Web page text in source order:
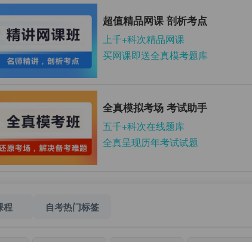
超值精品网课 剖析考点
上千+科次精品网课
买网课即送全真模考题库
全真模拟考场 考试助手
五千+科次在线题库
全真呈现历年考试试题
程 自考热门标签